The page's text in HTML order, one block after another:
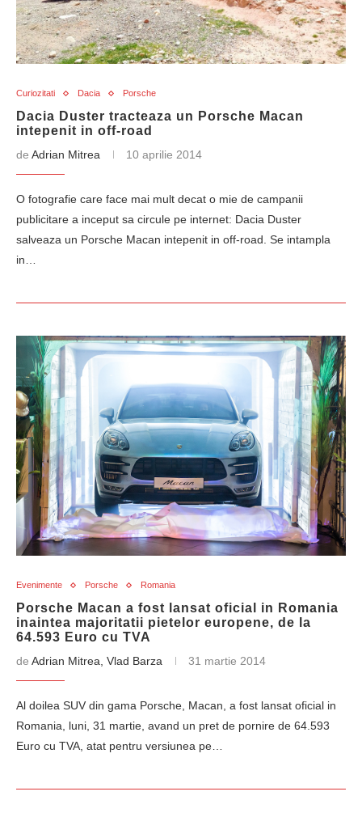
Curiozitati Dacia Porsche
Dacia Duster tracteaza un Porsche Macan
intepenit in off-road
de Adrian Mitrea 10 aprilie 2014
O fotografie care face mai mult decat o mie de campanii
publicitare a inceput sa circule pe internet: Dacia Duster
salveaza un Porsche Macan intepenit in off-road. Se intampla
in…
Evenimente Porsche Romania
Porsche Macan a fost lansat oficial in Romania
inaintea majoritatii pietelor europene, de la
64.593 Euro cu TVA
de Adrian Mitrea, Vlad Barza 31 martie 2014
Al doilea SUV din gama Porsche, Macan, a fost lansat oficial in
Romania, luni, 31 martie, avand un pret de pornire de 64.593
Euro cu TVA, atat pentru versiunea pe…